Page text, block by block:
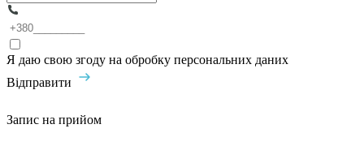
Я даю свою згоду на обробку персональних даних
Відправити
Запис на прийом